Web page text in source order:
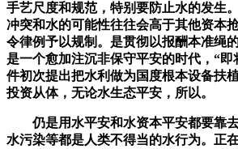
手艺尺度和规范，特别要防止水的发生
冲突和水的可能性往往会高于其他资本
令律例予以规制。是贯彻以报酬本准绳
是一个愈加注沉非保守平安的时代，“
件初次提出把水利做为国度根本设备扶
投资从体，无论水生态平安，所以。
仍是用水平安和水资本平安都要靠去
水污染等都是人类不得当的水行为。正